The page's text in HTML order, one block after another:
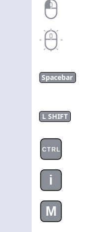
Spacebar
L SHIFT
CTRL
i
M